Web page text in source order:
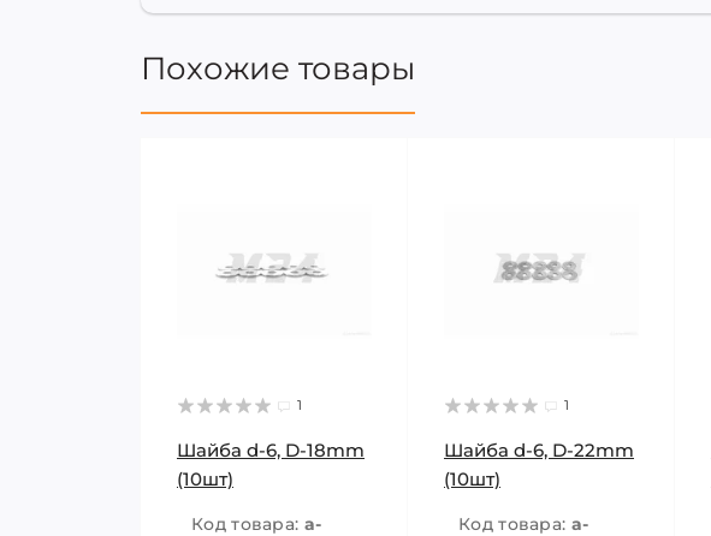
Похожие товары
1
Шайба d-6, D-18mm
(10шт)
Код товара: a-
1
Шайба d-6, D-22mm
(10шт)
Код товара: a-